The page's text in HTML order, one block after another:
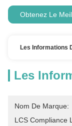
Obtenez Le
Les Informations
Les
Nom De Marque:
LCS Compliance